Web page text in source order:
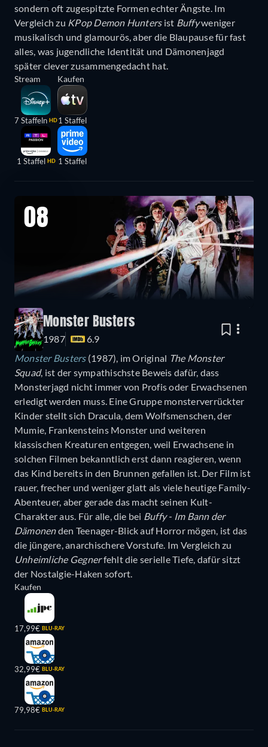
sondern oft zugespitzte Formen echter Ängste. Im
Vergleich zu KPop Demon Huntersist Buffyweniger
musikalisch und glamourös, aber die Blaupause für fast
alles, was jugendliche Identität und Dämonenjagd
später clever zusammengedacht hat.
Stream
7 Staffeln HD
1 Staffel HD
Kaufen
1 Staffel
1 Staffel
08
Monster Busters
1987
6.9
Monster Busters(1987), im Original The Monster
Squad, ist der sympathischste Beweis dafür, dass
Monsterjagd nicht immer von Profis oder Erwachsenen
erledigt werden muss. Eine Gruppe monsterverrückter
Kinder stellt sich Dracula, dem Wolfsmenschen, der
Mumie, Frankensteins Monster und weiteren
klassischen Kreaturen entgegen, weil Erwachsene in
solchen Filmen bekanntlich erst dann reagieren, wenn
das Kind bereits in den Brunnen gefallen ist. Der Film ist
rauer, frecher und weniger glatt als viele heutige Family-
Abenteuer, aber gerade das macht seinen Kult-
Charakter aus. Für alle, die bei Buffy - Im Bann der
Dämonenden Teenager-Blick auf Horror mögen, ist das
die jüngere, anarchischere Vorstufe. Im Vergleich zu
Unheimliche Gegnerfehlt die serielle Tiefe, dafür sitzt
der Nostalgie-Haken sofort.
Kaufen
17,99€ BLU-RAY
32,99€ BLU-RAY
79,98€ BLU-RAY